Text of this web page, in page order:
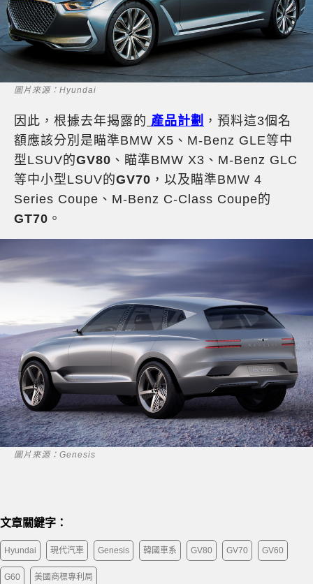
圖片來源：Hyundai
因此，根據去年揭露的 產品計劃 ，預料這3個名
額應該分別是瞄準BMW X5、M-Benz GLE等中
型LSUV的GV80 、瞄準BMW X3、M-Benz GLC
等中小型LSUV的GV70 ，以及瞄準BMW 4
Series Coupe、M-Benz C-Class Coupe的
GT70 。
圖片來源：Genesis
文章關鍵字：
Hyundai 現代汽車 Genesis 韓國車系 GV80 GV70 GV60
G60 美國商標專利局